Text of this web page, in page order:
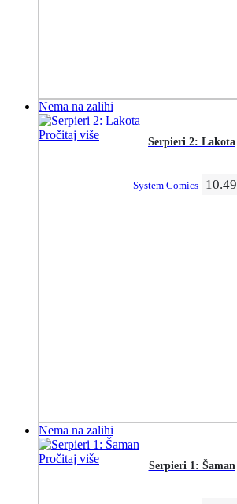
Nema na zalihi
Pročitaj više
Serpieri 2: Lakota
System Comics 10.49
Nema na zalihi
Pročitaj više
Serpieri 1: Šaman